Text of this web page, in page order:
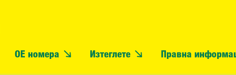
OE номера Изтеглете Правна